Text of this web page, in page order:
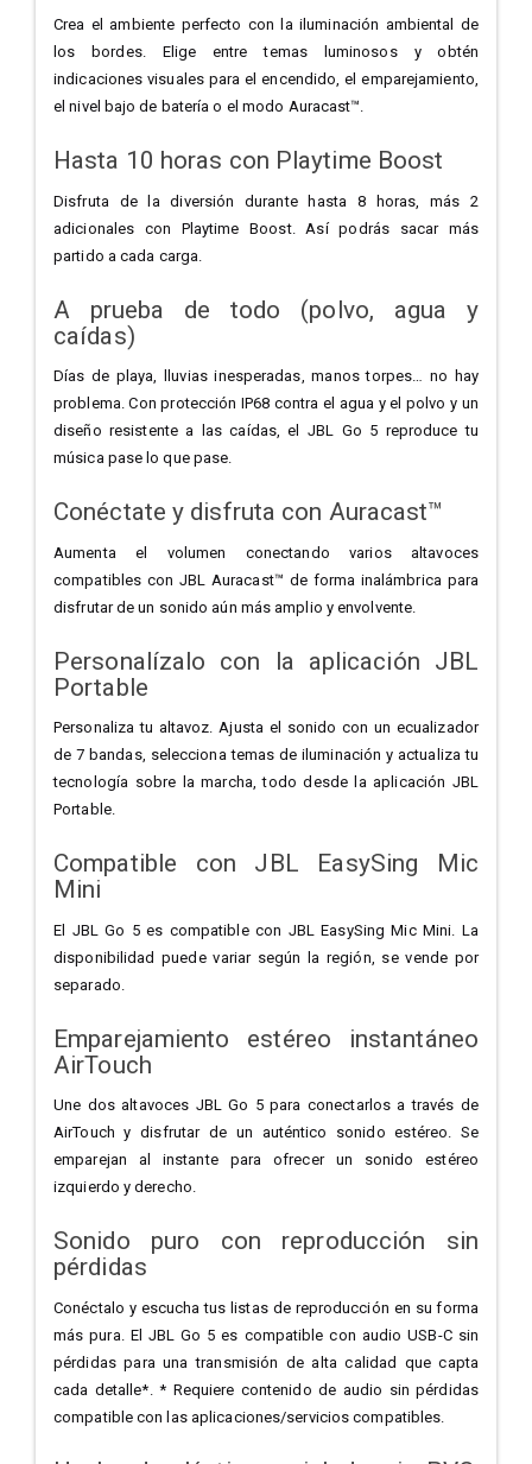
Crea el ambiente perfecto con la iluminación ambiental de
los bordes. Elige entre temas luminosos y obtén
indicaciones visuales para el encendido, el emparejamiento,
el nivel bajo de batería o el modo Auracast™.
Hasta 10 horas con Playtime Boost
Disfruta de la diversión durante hasta 8 horas, más 2
adicionales con Playtime Boost. Así podrás sacar más
partido a cada carga.
A prueba de todo (polvo, agua y
caídas)
Días de playa, lluvias inesperadas, manos torpes… no hay
problema. Con protección IP68 contra el agua y el polvo y un
diseño resistente a las caídas, el JBL Go 5 reproduce tu
música pase lo que pase.
Conéctate y disfruta con Auracast™
Aumenta el volumen conectando varios altavoces
compatibles con JBL Auracast™ de forma inalámbrica para
disfrutar de un sonido aún más amplio y envolvente.
Personalízalo con la aplicación JBL
Portable
Personaliza tu altavoz. Ajusta el sonido con un ecualizador
de 7 bandas, selecciona temas de iluminación y actualiza tu
tecnología sobre la marcha, todo desde la aplicación JBL
Portable.
Compatible con JBL EasySing Mic
Mini
El JBL Go 5 es compatible con JBL EasySing Mic Mini. La
disponibilidad puede variar según la región, se vende por
separado.
Emparejamiento estéreo instantáneo
AirTouch
Une dos altavoces JBL Go 5 para conectarlos a través de
AirTouch y disfrutar de un auténtico sonido estéreo. Se
emparejan al instante para ofrecer un sonido estéreo
izquierdo y derecho.
Sonido puro con reproducción sin
pérdidas
Conéctalo y escucha tus listas de reproducción en su forma
más pura. El JBL Go 5 es compatible con audio USB-C sin
pérdidas para una transmisión de alta calidad que capta
cada detalle*. * Requiere contenido de audio sin pérdidas
compatible con las aplicaciones/servicios compatibles.